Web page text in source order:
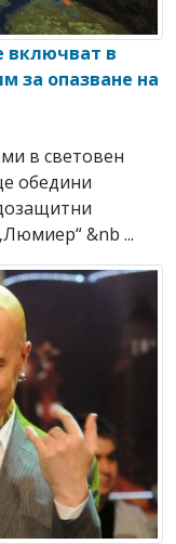
включват в
за опазване на
в световен
обедини
&nb ...